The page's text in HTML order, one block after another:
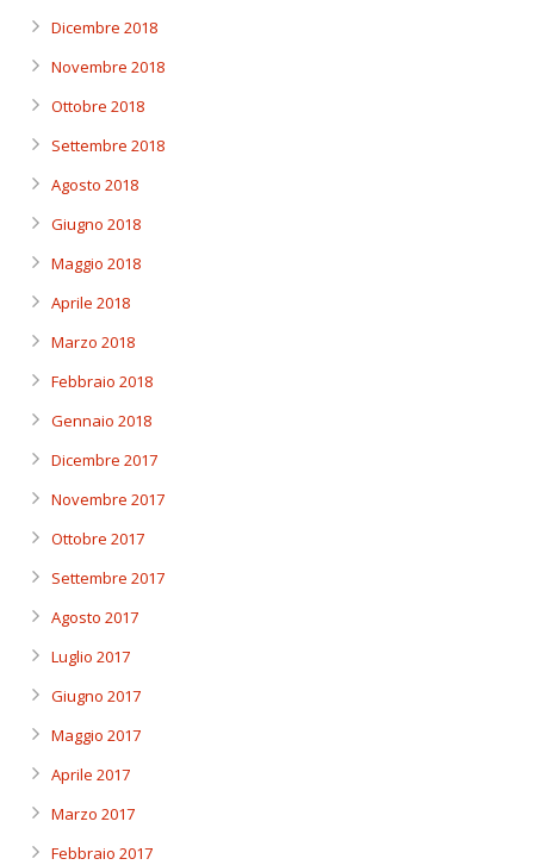
Dicembre 2018
Novembre 2018
Ottobre 2018
Settembre 2018
Agosto 2018
Giugno 2018
Maggio 2018
Aprile 2018
Marzo 2018
Febbraio 2018
Gennaio 2018
Dicembre 2017
Novembre 2017
Ottobre 2017
Settembre 2017
Agosto 2017
Luglio 2017
Giugno 2017
Maggio 2017
Aprile 2017
Marzo 2017
Febbraio 2017